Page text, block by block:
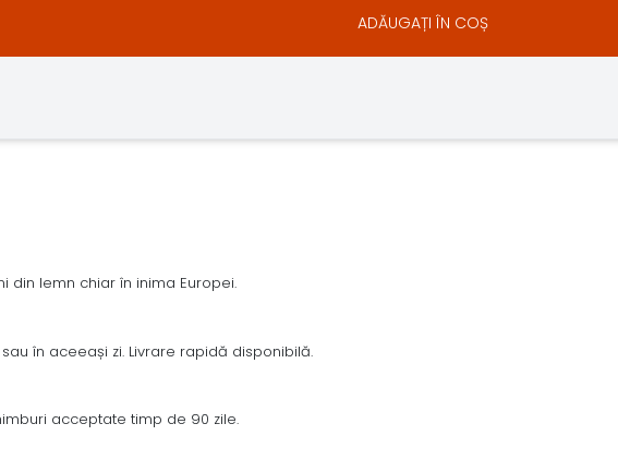
ADĂUGAȚI ÎN COȘ
lemn chiar în inima Europei.
în aceeași zi. Livrare rapidă disponibilă.
acceptate timp de 90 zile.